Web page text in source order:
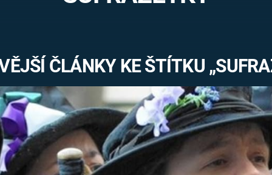
technika
MARS
VÁLEČNÉ
Záhady a
ČLÁNKY KE ŠTÍTKU